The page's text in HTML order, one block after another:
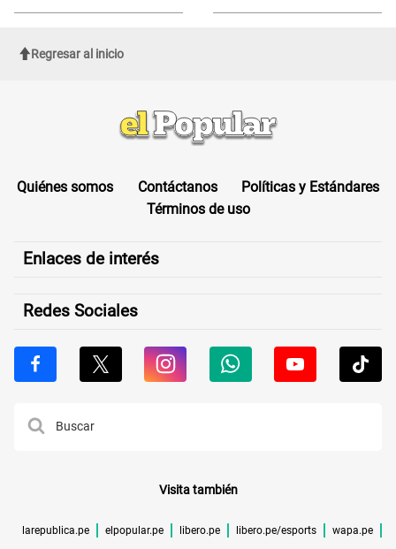
costo
TRABAJO
Regresar al inicio
Quiénes somos Contáctanos
Políticas y Estándares
Términos de uso
Enlaces de interés
Redes Sociales
Visita también
larepublica.pe elpopular.pe libero.pe libero.pe/esports wapa.pe